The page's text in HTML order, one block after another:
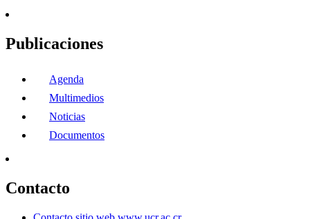
Publicaciones
Agenda
Multimedios
Noticias
Documentos
Contacto